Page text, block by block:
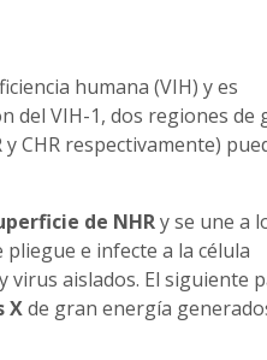
humana (VIH) y es
del VIH-1, dos regiones de
CHR respectivamente)
de NHRy se une a
pliegue e infecte a la célula
aislados. El siguiente
Xde gran energía